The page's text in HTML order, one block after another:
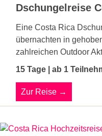
Dschungelreise
Eine Costa Rica
übernachten in
zahlreichen Outdoor
15 Tage | ab 1
Zur Reise →